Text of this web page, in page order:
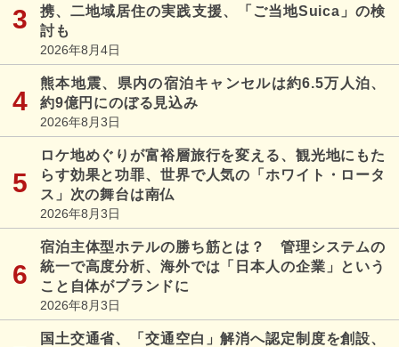
携、二地域居住の実践支援、「ご当地Suica」の検
討も
2026年8月4日
熊本地震、県内の宿泊キャンセルは約6.5万人泊、
約9億円にのぼる見込み
2026年8月3日
ロケ地めぐりが富裕層旅行を変える、観光地にもた
らす効果と功罪、世界で人気の「ホワイト・ロータ
ス」次の舞台は南仏
2026年8月3日
宿泊主体型ホテルの勝ち筋とは？ 管理システムの
統一で高度分析、海外では「日本人の企業」という
こと自体がブランドに
2026年8月3日
国土交通省、「交通空白」解消へ認定制度を創設、